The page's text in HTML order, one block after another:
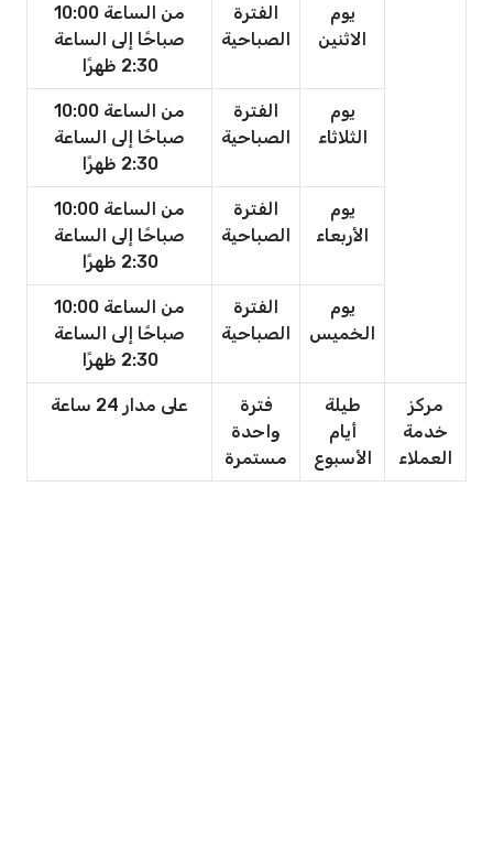
يوم
الاثنين
الفترة
الصباحية
من الساعة 10:00
صباحًا إلى الساعة
2:30 ظهرًا
يوم
الثلاثاء
الفترة
الصباحية
من الساعة 10:00
صباحًا إلى الساعة
2:30 ظهرًا
يوم
الأربعاء
الفترة
الصباحية
من الساعة 10:00
صباحًا إلى الساعة
2:30 ظهرًا
يوم
الخميس
الفترة
الصباحية
من الساعة 10:00
صباحًا إلى الساعة
2:30 ظهرًا
مركز
خدمة
العملاء
طيلة
أيام
الأسبوع
فترة
واحدة
مستمرة
على مدار 24 ساعة